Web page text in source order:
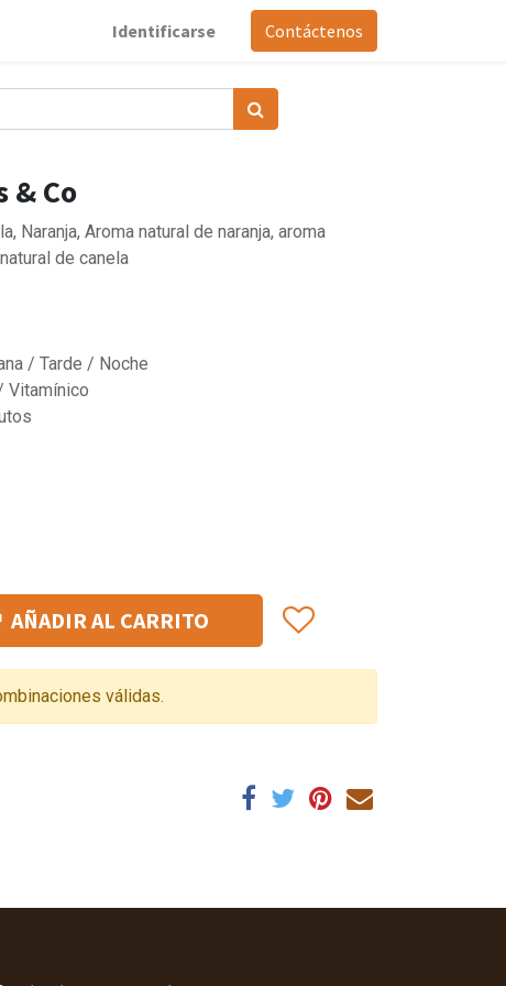
Identificarse Contáctenos
& Co
Naranja, Aroma natural de naranja, aroma
de canela
/ Tarde / Noche
Vitamínico
AÑADIR AL CARRITO
válidas.